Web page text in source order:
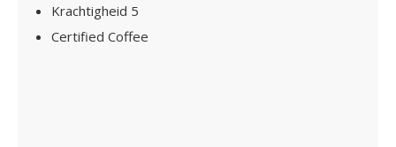
Krachtigheid 5
Certiﬁed Coffee